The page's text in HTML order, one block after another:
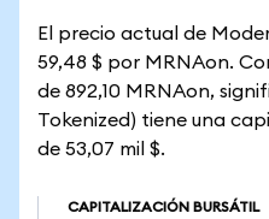
El precio actual de
59,48 $ por MRNAon.
de 892,10 MRNAon,
Tokenized) tiene una
de 53,07 mil $.
CAPITALIZACIÓN BURSÁTIL